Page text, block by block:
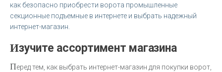
как безопасно приобрести ворота промышленные
секционные подъемные в интернете и выбрать надежный
интернет-магазин.
Изучите ассортимент магазина
Перед тем, как выбрать интернет-магазин для покупки ворот,